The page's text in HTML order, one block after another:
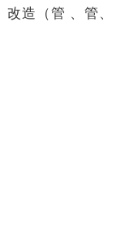
造（管 、管、